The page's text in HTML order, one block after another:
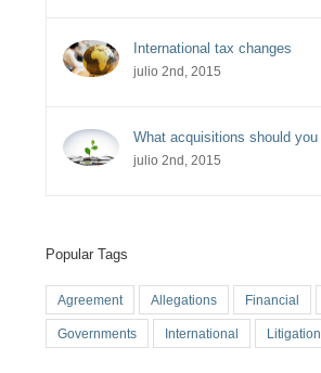
International tax changes
julio 2nd, 2015
What acquisitions should you
julio 2nd, 2015
Popular Tags
Agreement Allegations Financial
Governments International Litigation